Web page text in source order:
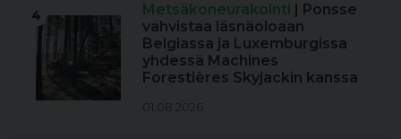
4 Metsäkoneurakointi | Ponsse
vahvistaa läsnäoloaan
Belgiassa ja Luxemburgissa
yhdessä Machines
Forestières Skyjackin kanssa
01.08.2026